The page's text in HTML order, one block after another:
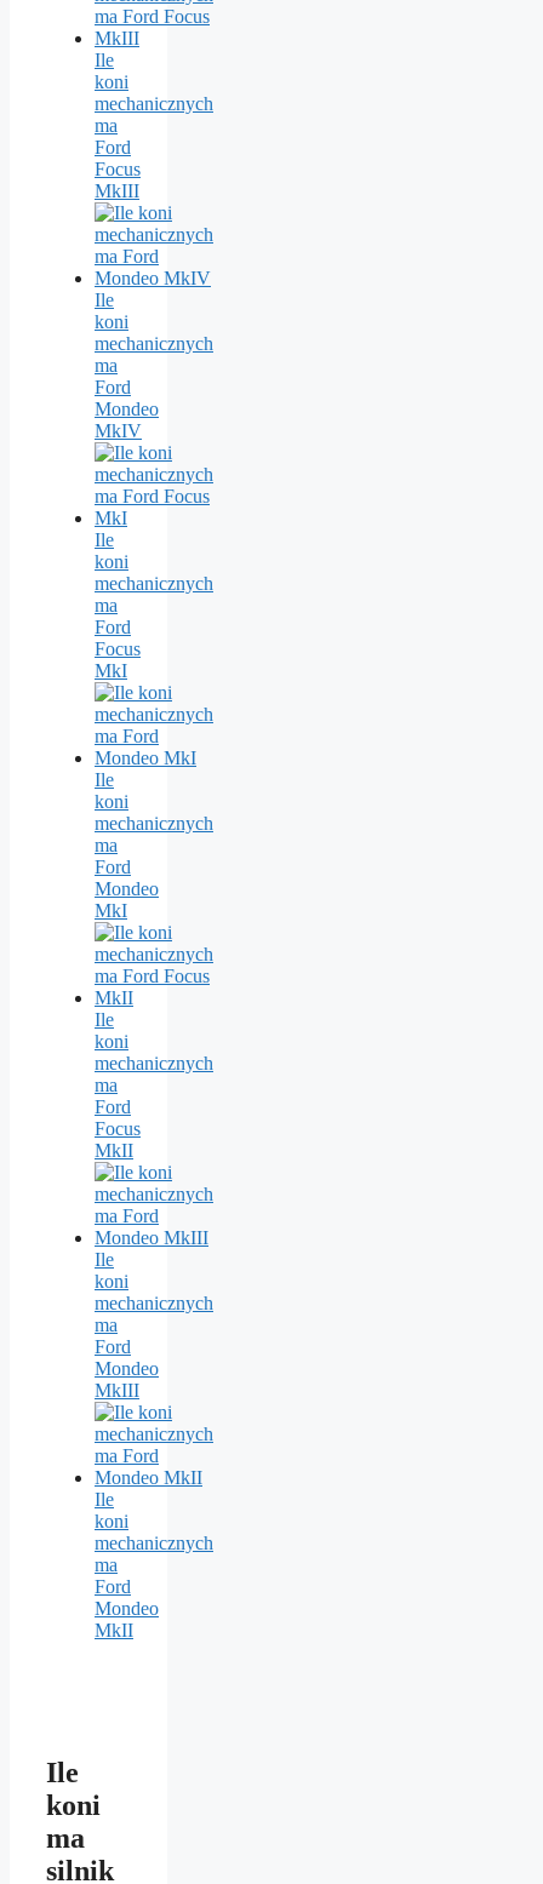
Ile
koni
mechanicznych
ma
Ford
Focus
MkIII
Ile
koni
mechanicznych
ma
Ford
Mondeo
MkIV
Ile
koni
mechanicznych
ma
Ford
Focus
MkI
Ile
koni
mechanicznych
ma
Ford
Mondeo
MkI
Ile
koni
mechanicznych
ma
Ford
Focus
MkII
Ile
koni
mechanicznych
ma
Ford
Mondeo
MkIII
Ile
koni
mechanicznych
ma
Ford
Mondeo
MkII
Ile
koni
ma
silnik